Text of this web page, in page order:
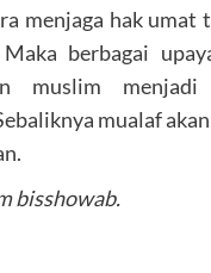
menjaga hak umat
berbagai
muslim
mualaf
bisshowab.